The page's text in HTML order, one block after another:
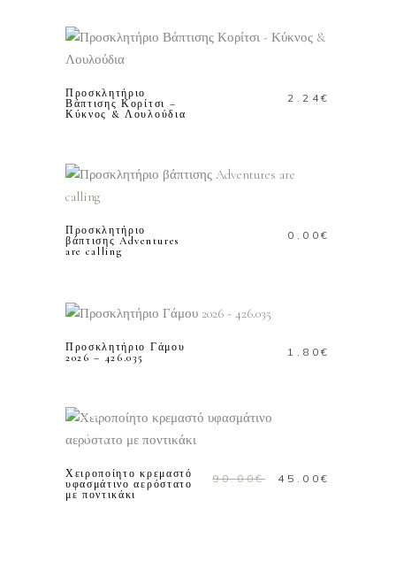
ΠΡΟΣΘΗΚΗ ΣΤΟ
Προσκλητήριο
Βάπτισης Κορίτσι –
Κύκνος & Λουλούδια
2.24€
ΠΡΟΣΘΗΚΗ ΣΤΟ
Προσκλητήριο
βάπτισης Adventures
are calling
0.00€
Προσκλητήριο Γάμου
2026 – 426.035
1.80€
Προσφορά!
ΠΡΟΣΘΗΚΗ ΣΤΟ
Χειροποίητο κρεμαστό
υφασμάτινο αερόστατο
με ποντικάκι
90.00€
Original
45.00€